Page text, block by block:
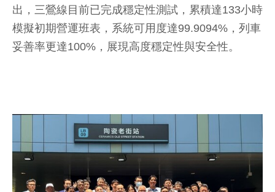
出，三鶯線目前已完成穩定性測試，累積達133小時
模擬初期營運班表，系統可用度達99.9094%，列車
妥善率更達100%，展現高度穩定性與安全性。